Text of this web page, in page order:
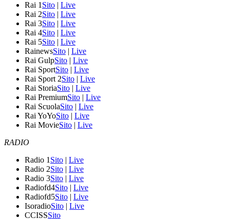
Rai 1 Sito | Live
Rai 2Sito | Live
Rai 3Sito | Live
Rai 4Sito | Live
Rai 5Sito | Live
RainewsSito | Live
Rai GulpSito | Live
Rai SportSito | Live
Rai Sport 2Sito | Live
Rai StoriaSito | Live
Rai PremiumSito | Live
Rai ScuolaSito | Live
Rai YoYoSito | Live
Rai MovieSito | Live
RADIO
Radio 1 Sito | Live
Radio 2Sito | Live
Radio 3Sito | Live
Radiofd4Sito | Live
Radiofd5Sito | Live
IsoradioSito | Live
CCISSSito